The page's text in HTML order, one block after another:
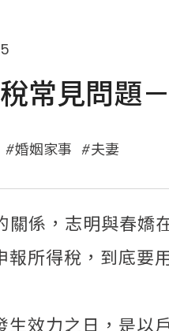
常見問題
婚姻家事 夫妻
關係，志明與春嬌
報所得稅，到底要
生效力之日，是以